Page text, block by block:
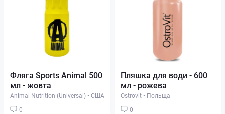
Фляга Sports Animal 500
мл - жовта
Animal Nutrition (Universal) • США
0
Пляшка для води - 600
мл - рожева
Ostrovit • Польща
0